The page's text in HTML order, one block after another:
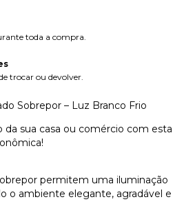
toda a compra.
trocar ou devolver.
Sobrepor – Luz Branco Frio
da sua casa ou comércio com esta
permitem uma iluminação
o ambiente elegante, agradável e